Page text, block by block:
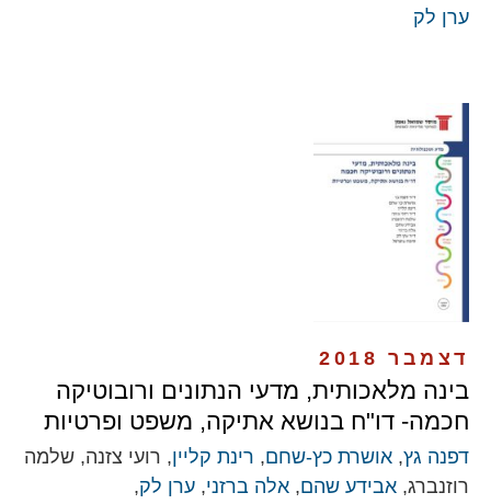
ערן לק
דצמבר 2018
בינה מלאכותית, מדעי הנתונים ורובוטיקה
חכמה- דו"ח בנושא אתיקה, משפט ופרטיות
דפנה גץ, אושרת כץ-שחם, רינת קליין, רועי צזנה, שלמה
רוזנברג, אבידע שהם, אלה ברזני, ערן לק,